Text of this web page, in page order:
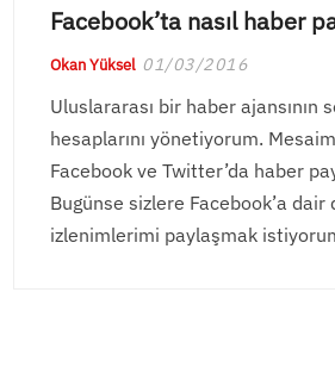
Facebook’ta nasıl haber
Okan Yüksel 01/03/2016
Uluslararası bir haber ajansının
hesaplarını yönetiyorum.
Facebook ve Twitter’da haber
Bugünse sizlere Facebook’a dair
izlenimlerimi paylaşmak